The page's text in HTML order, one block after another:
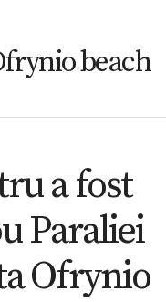
beach
a fost
Paraliei
Ofrynio